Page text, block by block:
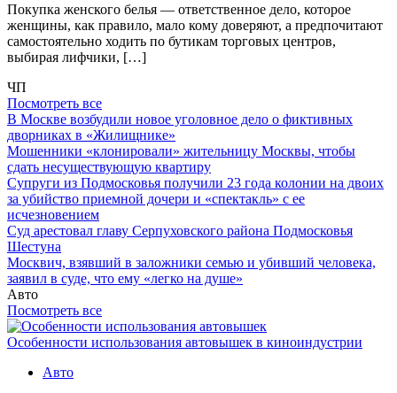
Покупка женского белья — ответственное дело, которое
женщины, как правило, мало кому доверяют, а предпочитают
самостоятельно ходить по бутикам торговых центров,
выбирая лифчики, […]
ЧП
Посмотреть все
В Москве возбудили новое уголовное дело о фиктивных
дворниках в «Жилищнике»
Мошенники «клонировали» жительницу Москвы, чтобы
сдать несуществующую квартиру
Супруги из Подмосковья получили 23 года колонии на двоих
за убийство приемной дочери и «спектакль» с ее
исчезновением
Суд арестовал главу Серпуховского района Подмосковья
Шестуна
Москвич, взявший в заложники семью и убивший человека,
заявил в суде, что ему «легко на душе»
Авто
Посмотреть все
Особенности использования автовышек в киноиндустрии
Авто